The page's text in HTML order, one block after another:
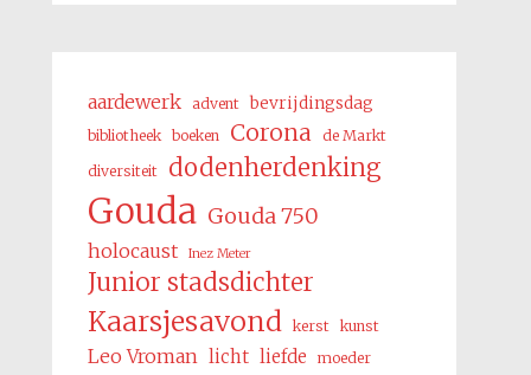
aardewerk advent bevrijdingsdag
bibliotheek boeken Corona
de Markt
diversiteit
dodenherdenking
Gouda Gouda 750
holocaust Inez Meter
Junior stadsdichter
Kaarsjesavond kerst kunst
Leo Vroman licht liefde
moeder